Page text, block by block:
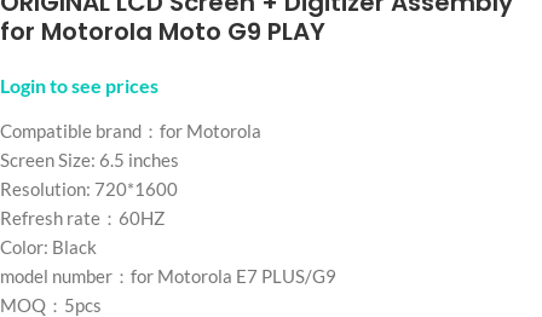
for Motorola Moto G9 PLAY
Login to see prices
Compatible brand：for Motorola
Screen Size: 6.5 inches
Resolution: 720*1600
Refresh rate：60HZ
Color: Black
model number：for Motorola E7 PLUS/G9
MOQ：5pcs